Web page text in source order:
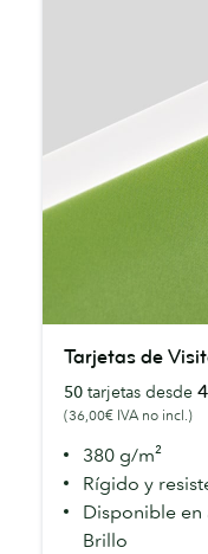
Visita
Super
Tarjetas de
50 tarjetas desde
(36,00€ IVA no incl.)
380 g/m²
Rígido y
Disponible en
Brillo